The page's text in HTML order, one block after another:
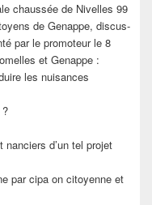
chaussée de Nivelles 99
de Genappe, discus-
par le promoteur le 8
et Genappe :
les nuisances
d’un tel projet
par cipa on citoyenne et